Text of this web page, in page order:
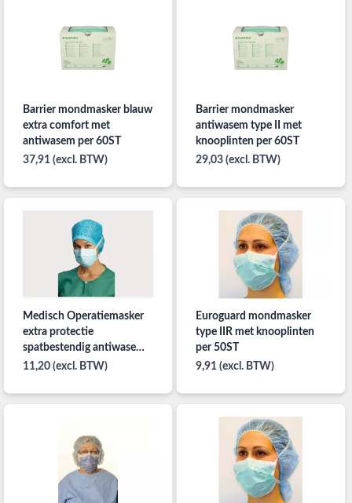
Barrier mondmasker blauw
extra comfort met
antiwasem per 60ST
37,91 (excl. BTW)
Barrier mondmasker
antiwasem type II met
knooplinten per 60ST
29,03 (excl. BTW)
Medisch Operatiemasker
extra protectie
spatbestendig antiwasem
blauw Type IIR ds 50ST
11,20 (excl. BTW)
Euroguard mondmasker
type IIR met knooplinten
per 50ST
9,91 (excl. BTW)